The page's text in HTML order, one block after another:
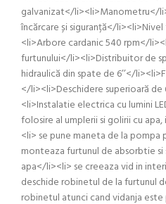
galvanizat</li><li>Manometru</
încărcare și siguranță</
<li>Arbore cardanic 540 rpm</
furtunului</li><li>Distribuitor de
hidraulică din spate de 6’’</
</li><li>Deschidere superioară de
<li>Instalatie electrica cu lumini
folosire al umplerii si golirii cu
<li> se pune maneta de la
monteaza furtunul de absorbtie si
apa</li><li> se creeaza vid in
deschide robinetul de la furtunul
robinetul atunci cand vidanja